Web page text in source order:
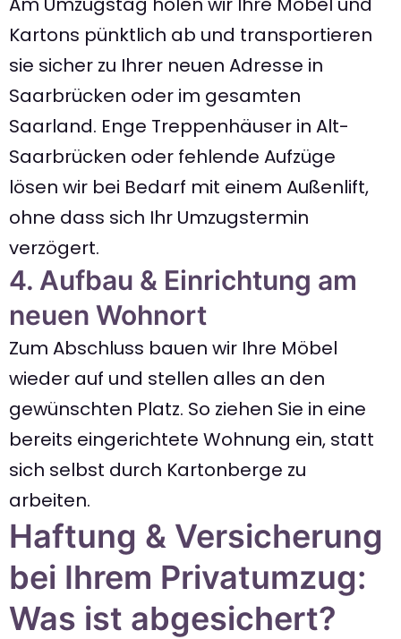
Kartons pünktlich ab und transportieren
sie sicher zu Ihrer neuen Adresse in
Saarbrücken oder im gesamten
Saarland. Enge Treppenhäuser in Alt-
Saarbrücken oder fehlende Aufzüge
lösen wir bei Bedarf mit einem Außenlift,
ohne dass sich Ihr Umzugstermin
verzögert.
4. Aufbau & Einrichtung am
neuen Wohnort
Zum Abschluss bauen wir Ihre Möbel
wieder auf und stellen alles an den
gewünschten Platz. So ziehen Sie in eine
bereits eingerichtete Wohnung ein, statt
sich selbst durch Kartonberge zu
arbeiten.
Haftung & Versicherung
bei Ihrem Privatumzug:
Was ist abgesichert?